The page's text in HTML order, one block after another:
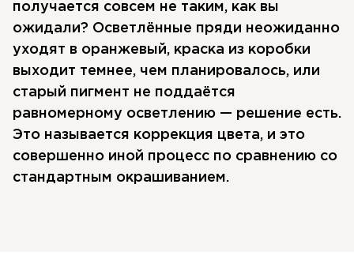
получается совсем не таким, как вы
ожидали? Осветлённые пряди неожиданно
уходят в оранжевый, краска из коробки
выходит темнее, чем планировалось, или
старый пигмент не поддаётся
равномерному осветлению — решение есть.
Это называется коррекция цвета, и это
совершенно иной процесс по сравнению со
стандартным окрашиванием.